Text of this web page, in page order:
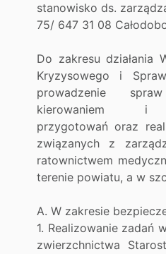
stanowisko ds.
75/ 647 31 08
Do zakresu działania
Kryzysowego i
prowadzenie
kierowaniem i
przygotowań oraz
związanych z
ratownictwem
terenie powiatu, a w
A. W zakresie
1. Realizowanie zadań
zwierzchnictwa